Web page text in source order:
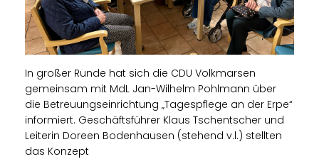
In großer Runde hat sich die CDU Volkmarsen
gemeinsam mit MdL Jan-Wilhelm Pohlmann über
die Betreuungseinrichtung „Tagespflege an der Erpe“
informiert. Geschäftsführer Klaus Tschentscher und
Leiterin Doreen Bodenhausen (stehend v.l.) stellten
das Konzept